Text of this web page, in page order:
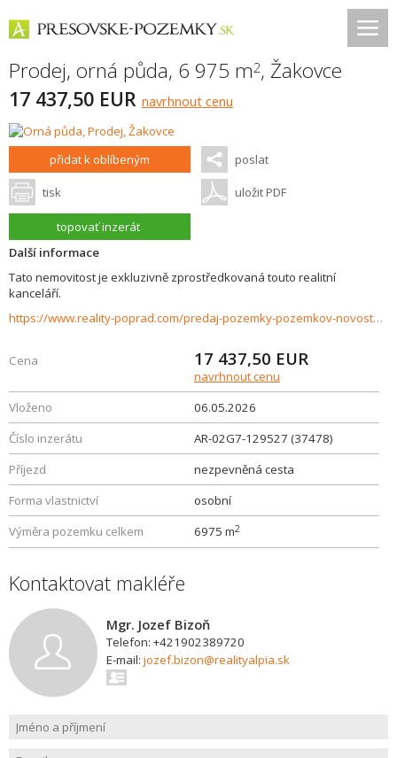
Prodej, orná půda, 6 975 m2, Žakovce
17 437,50 EUR navrhnout cenu
přidat k oblíbeným poslat
tisk uložit PDF
topovať inzerát
Další informace
Tato nemovitost je exkluzivně zprostředkovaná touto realitní
kanceláří.
https://www.reality-poprad.com/predaj-pozemky-pozemkov-novostavby/Orna-poda-na-predaj-Zakovce-37478/?utm_source=areality&utm_medium=xml&utm_term=37478&utm_content=chalupa&utm_campaign=portaly
Cena 17 437,50 EUR
navrhnout cenu
Vloženo
06.05.2026
Číslo inzerátu
AR-02G7-129527 (37478)
Příjezd
nezpevněná cesta
Forma vlastnictví
osobní
Výměra pozemku celkem
6975 m2
Kontaktovat makléře
Mgr. Jozef Bizoň
Telefon: +421902389720
E-mail: jozef.bizon@realityalpia.sk